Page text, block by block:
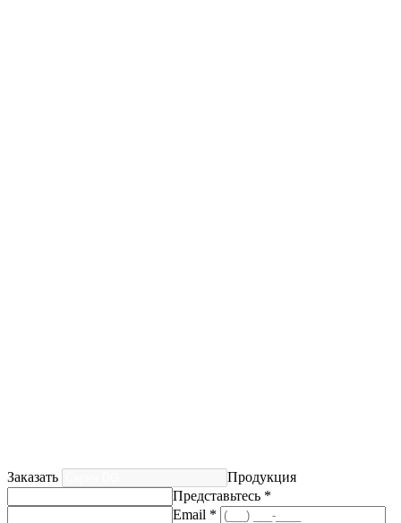
Заказать
Продукция
Представьтесь *
Email *